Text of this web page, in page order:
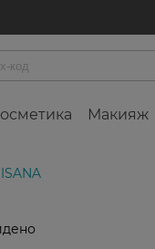
Макияж